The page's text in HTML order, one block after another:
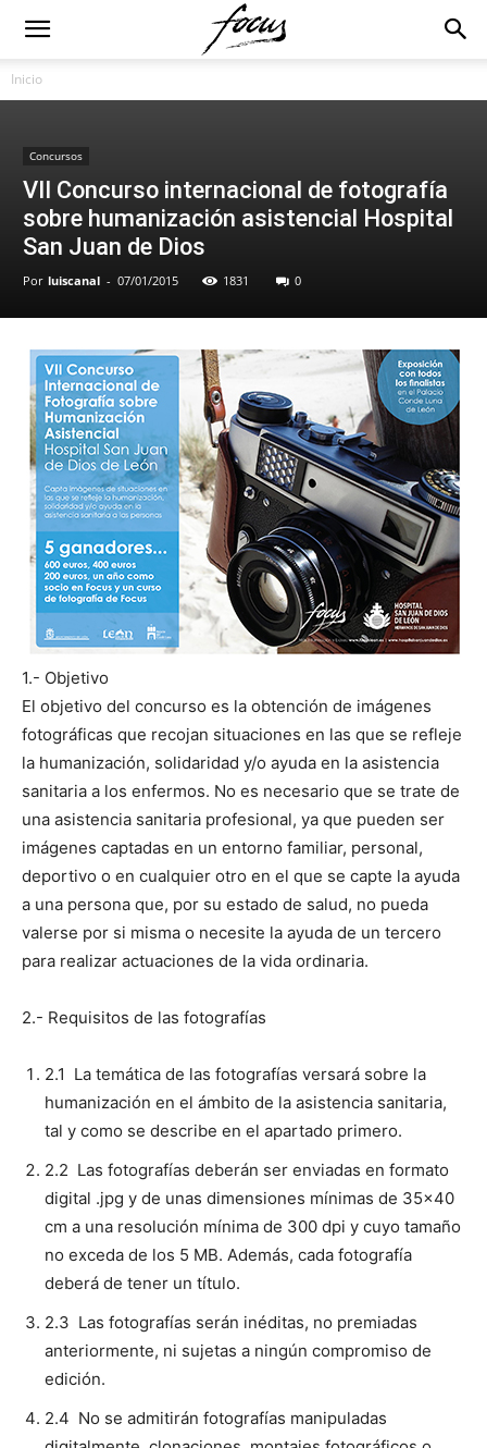
Inicio
Concursos
VII Concurso internacional de fotografía
sobre humanización asistencial Hospital
San Juan de Dios
Por luiscanal - 07/01/2015 1831 0
1.- Objetivo
El objetivo del concurso es la obtención de imágenes
fotográficas que recojan situaciones en las que se refleje
la humanización, solidaridad y/o ayuda en la asistencia
sanitaria a los enfermos. No es necesario que se trate de
una asistencia sanitaria profesional, ya que pueden ser
imágenes captadas en un entorno familiar, personal,
deportivo o en cualquier otro en el que se capte la ayuda
a una persona que, por su estado de salud, no pueda
valerse por si misma o necesite la ayuda de un tercero
para realizar actuaciones de la vida ordinaria.
2.- Requisitos de las fotografías
2.1 La temática de las fotografías versará sobre la
humanización en el ámbito de la asistencia sanitaria,
tal y como se describe en el apartado primero.
2.2 Las fotografías deberán ser enviadas en formato
digital .jpg y de unas dimensiones mínimas de 35×40
cm a una resolución mínima de 300 dpi y cuyo tamaño
no exceda de los 5 MB. Además, cada fotografía
deberá de tener un título.
2.3 Las fotografías serán inéditas, no premiadas
anteriormente, ni sujetas a ningún compromiso de
edición.
2.4 No se admitirán fotografías manipuladas